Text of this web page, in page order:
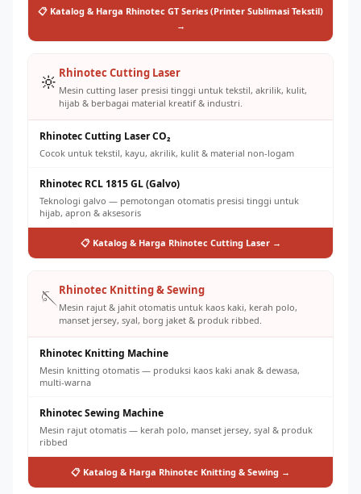
📋 Katalog & Harga Rhinotec GT Series (Printer Sublimasi Tekstil)
→
🔆 Rhinotec Cutting Laser
Mesin cutting laser presisi tinggi untuk tekstil, akrilik, kulit,
hijab & berbagai material kreatif & industri.
Rhinotec Cutting Laser CO₂
Cocok untuk tekstil, kayu, akrilik, kulit & material non-logam
Rhinotec RCL 1815 GL (Galvo)
Teknologi galvo — pemotongan otomatis presisi tinggi untuk
hijab, apron & aksesoris
📋 Katalog & Harga Rhinotec Cutting Laser →
🪡Rhinotec Knitting & Sewing
Mesin rajut & jahit otomatis untuk kaos kaki, kerah polo,
manset jersey, syal, borg jaket & produk ribbed.
Rhinotec Knitting Machine
Mesin knitting otomatis — produksi kaos kaki anak & dewasa,
multi-warna
Rhinotec Sewing Machine
Mesin rajut otomatis — kerah polo, manset jersey, syal & produk
ribbed
📋 Katalog & Harga Rhinotec Knitting & Sewing →